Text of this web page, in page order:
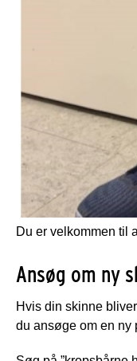
Du er velkommen til
Ansøg om ny
Hvis din skinne
du ansøge om en ny